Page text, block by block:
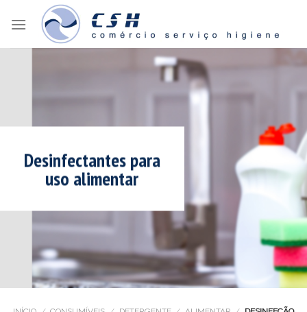
Desinfectantes para
uso alimentar